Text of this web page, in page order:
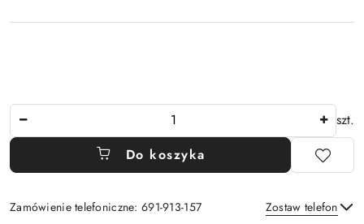
szt.
Do koszyka
Zamówienie telefoniczne: 691-913-157 Zostaw telefon